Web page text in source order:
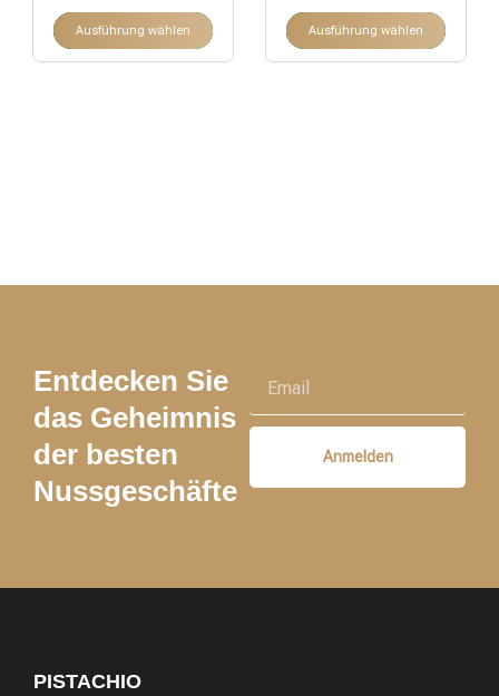
Ausführung wählen Ausführung wählen
Entdecken Sie
das Geheimnis
der besten
Nussgeschäfte
Anmelden
PISTACHIO